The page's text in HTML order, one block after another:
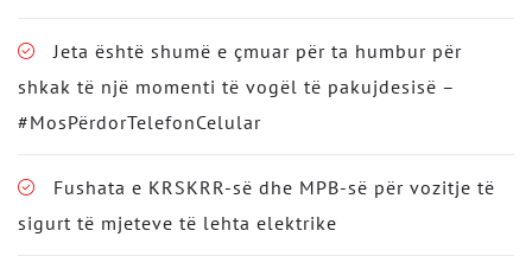
Jeta është shumë e çmuar për ta humbur për
shkak të një momenti të vogël të pakujdesisë –
#MosPërdorTelefonCelular
Fushata e KRSKRR-së dhe MPB-së për vozitje të
sigurt të mjeteve të lehta elektrike